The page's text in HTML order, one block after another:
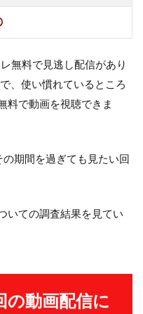
無料で見逃し配信があり
、使い慣れているところ
料で動画を視聴できま
期間を過ぎても見たい回
いての調査結果を見てい
の動画配信に